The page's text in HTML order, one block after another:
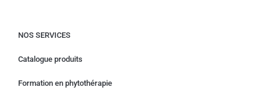
NOS SERVICES
Catalogue produits
Formation en phytothérapie